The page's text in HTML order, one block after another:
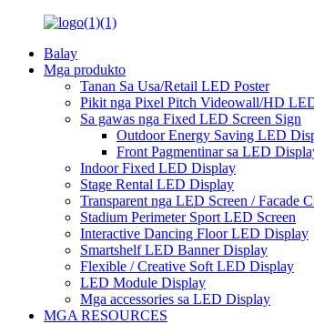
Balay
Mga produkto
Tanan Sa Usa/Retail LED Poster
Pikit nga Pixel Pitch Videowall/HD
Sa gawas nga Fixed LED Screen Sign
Outdoor Energy Saving LED
Front Pagmentinar sa LED
Indoor Fixed LED Display
Stage Rental LED Display
Transparent nga LED Screen / Facade
Stadium Perimeter Sport LED Screen
Interactive Dancing Floor LED Display
Smartshelf LED Banner Display
Flexible / Creative Soft LED Display
LED Module Display
Mga accessories sa LED Display
MGA RESOURCES